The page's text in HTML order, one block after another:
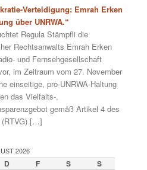
Verteidigung: Emrah Erken
über UNRWA.“
Regula Stämpfli die
Rechtsanwalts Emrah Erken
und Fernsehgesellschaft
im Zeitraum vom 27. November
einseitige, pro-UNRWA-Haltung
das Vielfalts-,
gemäß Artikel 4 des
(RTVG) […]
2026
D F S S